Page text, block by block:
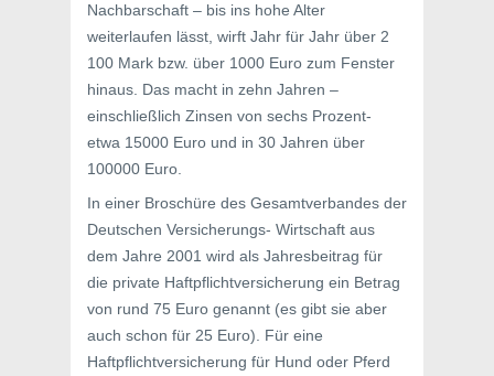
Nachbarschaft – bis ins hohe Alter
weiterlaufen lässt, wirft Jahr für Jahr über 2
100 Mark bzw. über 1000 Euro zum Fenster
hinaus. Das macht in zehn Jahren –
einschließlich Zinsen von sechs Prozent-
etwa 15000 Euro und in 30 Jahren über
100000 Euro.
In einer Broschüre des Gesamtverbandes der
Deutschen Versicherungs- Wirtschaft aus
dem Jahre 2001 wird als Jahresbeitrag für
die private Haftpflichtversicherung ein Betrag
von rund 75 Euro genannt (es gibt sie aber
auch schon für 25 Euro). Für eine
Haftpflichtversicherung für Hund oder Pferd